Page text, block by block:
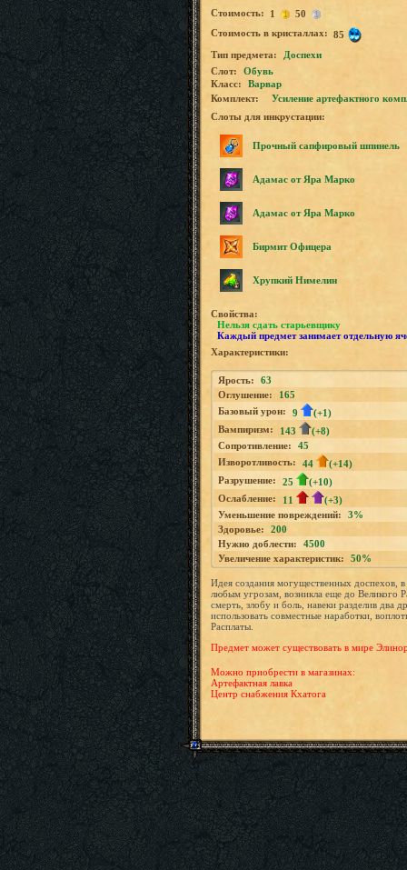
Стоимость: 1
50
Стоимость в кристаллах: 85
Tип предмета:
Доспехи
Слот:
Обувь
Класс:
Варвар
Комплект:
Усиление артефактного
Слоты для инкрустации:
Прочный сапфировый шпинель
Адамас от Яра Марко
Адамас от Яра Марко
Бирмит Офицера
Хрупкий Нимелин
Свойства:
Нельзя сдать старьевщику
Каждый предмет занимает отдельную
Характеристики:
Ярость:
63
Оглушение:
165
Базовый урон:
9
(+1)
Вампиризм:
143
(+8)
Сопротивление:
45
Изворотливость:
44
(+14)
Разрушение:
25
(+10)
Ослабление:
11
(+3)
Уменьшение повреждений:
3%
Здоровье:
200
Нужно доблести:
4500
Увеличение характеристик:
50%
Идея создания могущественных доспехов,
любым угрозам, возникла еще до Великого
смерть, злобу и боль, навеки разделив два
использовать совместные наработки,
Расплаты.
Предмет может существовать в мире
Можно приобрести в магазинах:
Артефактная лавка
Центр снабжения Кхатога